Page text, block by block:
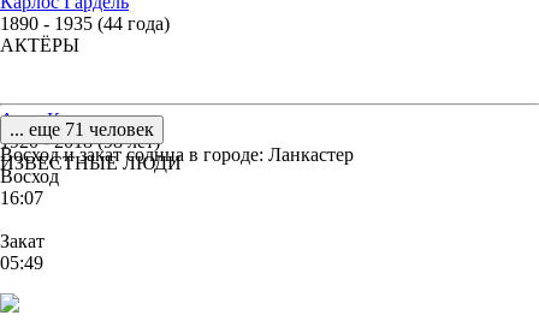
1890 - 1935 (44 года)
АКТЁРЫ
Алла Казанская
1920 - 2018 (98 лет)
ИЗВЕСТНЫЕ ЛЮДИ
... еще 71 человек
Восход и закат солнца в городе: Ланкастер
Восход
16:07
Закат
05:49